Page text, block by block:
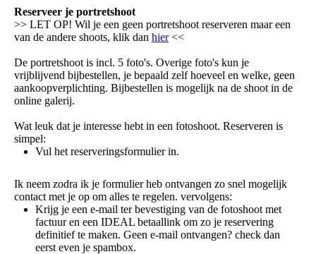
Reserveer je portretshoot
>> LET OP! Wil je een geen portretshoot reserveren maar een
van de andere shoots, klik dan hier<<
De portretshoot is incl. 5 foto's. Overige foto's kun je
vrijblijvend bijbestellen, je bepaald zelf hoeveel en welke, geen
aankoopverplichting. Bijbestellen is mogelijk na de shoot in de
online galerij.
Wat leuk dat je interesse hebt in een fotoshoot. Reserveren is
simpel:
Vul het reserveringsformulier in.
Ik neem zodra ik je formulier heb ontvangen zo snel mogelijk
contact met je op om alles te regelen. vervolgens:
Krijg je een e-mail ter bevestiging van de fotoshoot met
factuur en een IDEAL betaallink om zo je reservering
definitief te maken. Geen e-mail ontvangen? check dan
eerst even je spambox.